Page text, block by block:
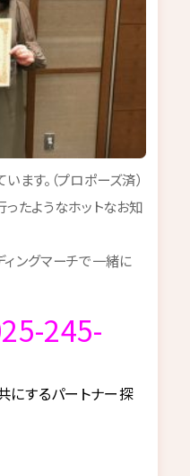
す。（プロポーズ済）
たようなホットなお知
ングマーチで一緒に
245-
にするパートナー探